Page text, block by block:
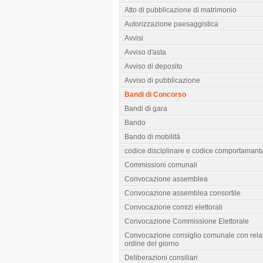
Atto di pubblicazione di matrimonio
Autorizzazione paesaggistica
Avvisi
Avviso d'asta
Avviso di deposito
Avviso di pubblicazione
Bandi di Concorso
Bandi di gara
Bando
Bando di mobilità
codice disciplinare e codice
Commissioni comunali
Convocazione assemblea
Convocazione assemblea consortile
Convocazione comizi elettorali
Convocazione Commissione Elettorale
Convocazione consiglio comunale con
ordine del giorno
Deliberazioni consiliari